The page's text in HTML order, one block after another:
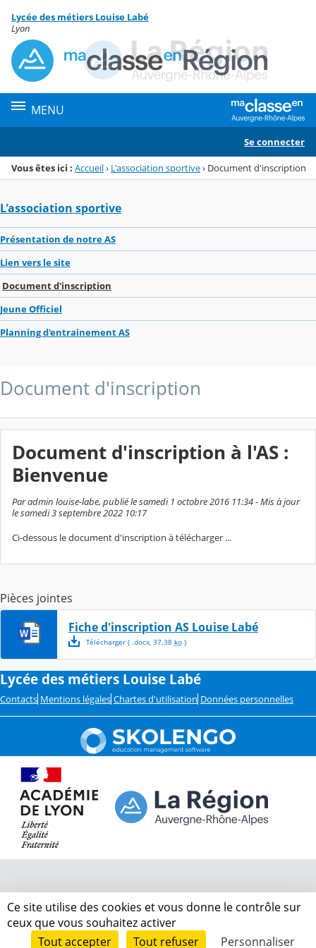
Menu de la rubrique
Contenu
Lycée des métiers Louise Labé
Lyon
MENU
Se connecter
Vous êtes ici : Accueil› L'association sportive› Document d'inscription
L'association sportive
Présentation de notre AS
Lien vers le site
Document d'inscription
Jeune Officiel
Planning d'entrainement AS
Document d'inscription
Document d'inscription à l'AS :
Bienvenue
Par admin louise-labe, publié le samedi 1 octobre 2016 11:34 - Mis à jour
le samedi 3 septembre 2022 10:17
Ci-dessous le document d'inscription à télécharger ...
Pièces jointes
Fiche d'inscription AS Louise Labé
Télécharger( .docx, 37.38 ko)
Lycée des métiers Louise Labé
Contacts Mentions légales Chartes d'utilisation Données personnelles
Ce site utilise des cookies et vous donne le contrôle sur
ceux que vous souhaitez activer
Tout accepter
Tout refuser Personnaliser